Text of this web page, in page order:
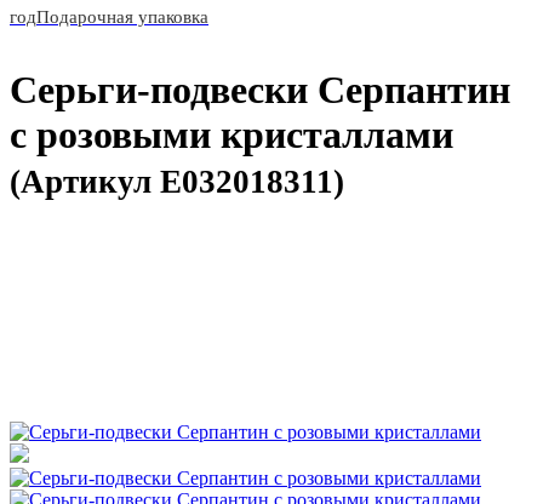
годПодарочная упаковка
Серьги-подвески Серпантин
с розовыми кристаллами
(Артикул E032018311)